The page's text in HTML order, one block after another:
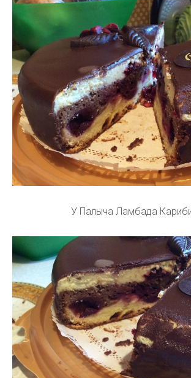
У Палыча Ламбада